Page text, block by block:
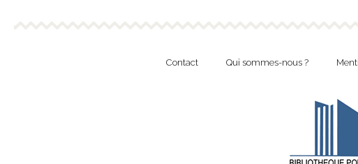
Contact Qui sommes-nous ?